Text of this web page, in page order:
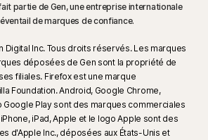
partie de Gen, une entreprise internationale
de marques de confiance.​
Digital Inc. Tous droits réservés. Les marques
déposées de Gen sont la propriété de
filiales. Firefox est une marque
Foundation. Android, Google Chrome,
Google Play sont des marques commerciales
iPad, Apple et le logo Apple sont des
d'Apple Inc., déposées aux États-Unis et